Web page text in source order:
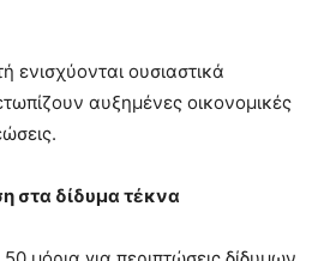
ουσιαστικά
αυξημένες οικονομικές
στα δίδυμα τέκνα